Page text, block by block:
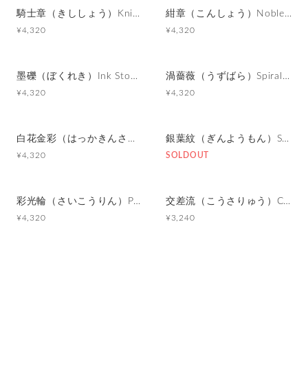
騎士章（きししょう）Knight Emblem カフスボタン Metal 155
¥4,320
紺章（こんしょう）Noble Crest カフスボタン Metal 075
¥4,320
墨礫（ぼくれき）Ink Stone カフスボタン Advanced 291
¥4,320
渦薔薇（うずばら）Spiral Rose カフスボタン Advanced 172
¥4,320
白花金彩（はっかきんさい）White Blossom with Gold カフスボタン Advanced 042
¥4,320
銀葉紋（ぎんようもん）Silver Leaf Pattern カフスボタン Advanced 516
SOLDOUT
彩光輪（さいこうりん）Prism Halo カフスボタン Advanced 515
¥4,320
交差流（こうさりゅう）Crossing Flow カフスボタン Modern 611
¥3,240